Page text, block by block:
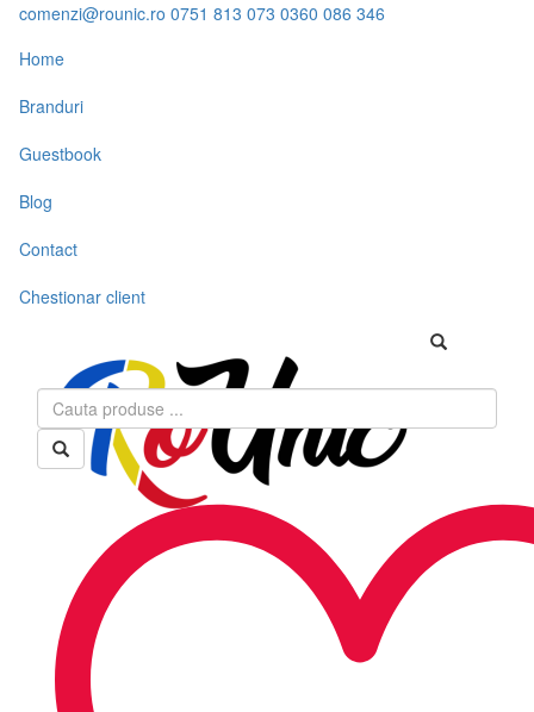
comenzi@rounic.ro 0751 813 073 0360 086 346
Home
Branduri
Guestbook
Blog
Contact
Chestionar client